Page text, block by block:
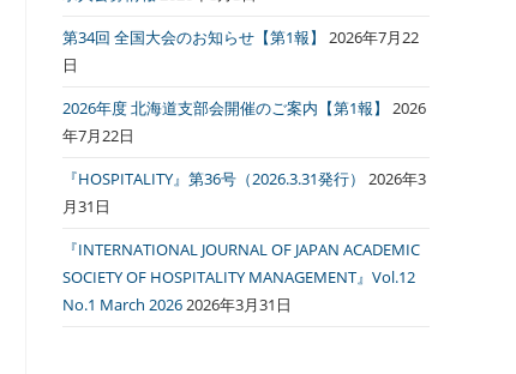
第34回 全国大会のお知らせ【第1報】
2026年7月22
日
2026年度 北海道支部会開催のご案内【第1報】
2026
年7月22日
『HOSPITALITY』第36号（2026.3.31発行）
2026年3
月31日
『INTERNATIONAL JOURNAL OF JAPAN ACADEMIC
SOCIETY OF HOSPITALITY MANAGEMENT』Vol.12
No.1 March 20262026年3月31日